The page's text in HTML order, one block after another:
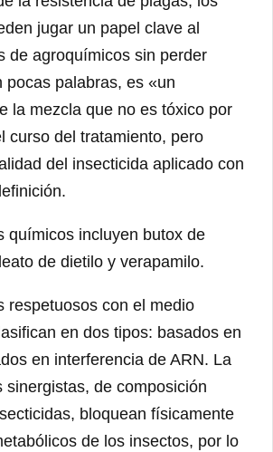
jugar un papel clave al
de agroquímicos sin perder
pocas palabras, es «un
la mezcla que no es tóxico por
curso del tratamiento, pero
del insecticida aplicado con
químicos incluyen butox de
de dietilo y verapamilo.
respetuosos con el medio
en dos tipos: basados ​​en
​​en interferencia de ARN. La
sinergistas, de composición
bloquean físicamente
de los insectos, por lo